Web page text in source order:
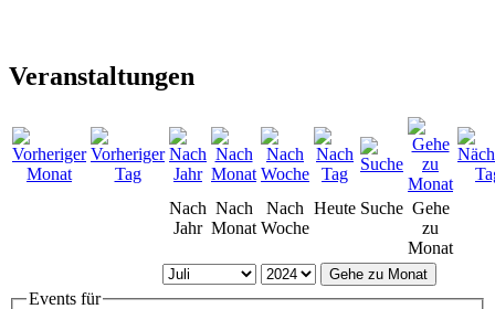
Veranstaltungen
Nach
Jahr
Nach
Monat
Nach
Woche
Heute Suche Gehe
zu
Monat
Gehe zu Monat
Events für